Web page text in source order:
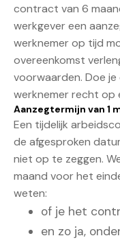
contract van 6
werkgever een
werknemer op tijd
overeenkomst
voorwaarden. Doe
werknemer recht op
Aanzegtermijn van 1
Een tijdelijk
de afgesproken
niet op te zeggen.
maand voor het
weten:
of je het
en zo ja,